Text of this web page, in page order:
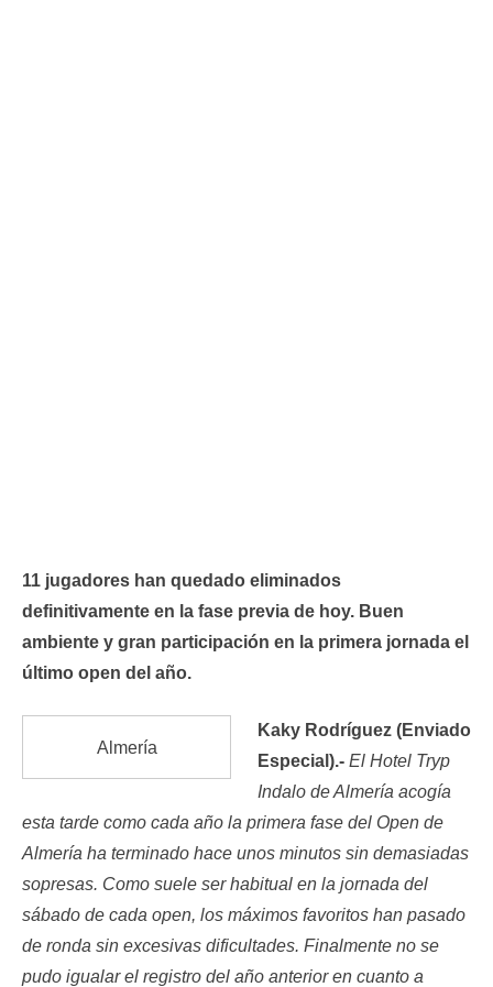
11 jugadores han quedado eliminados
definitivamente en la fase previa de hoy. Buen
ambiente y gran participación en la primera jornada el
último open del año.
Almería
Kaky Rodríguez (Enviado
Especial).- El Hotel Tryp
Indalo de Almería acogía
esta tarde como cada año la primera fase del Open de
Almería ha terminado hace unos minutos sin demasiadas
sopresas. Como suele ser habitual en la jornada del
sábado de cada open, los máximos favoritos han pasado
de ronda sin excesivas dificultades. Finalmente no se
pudo igualar el registro del año anterior en cuanto a